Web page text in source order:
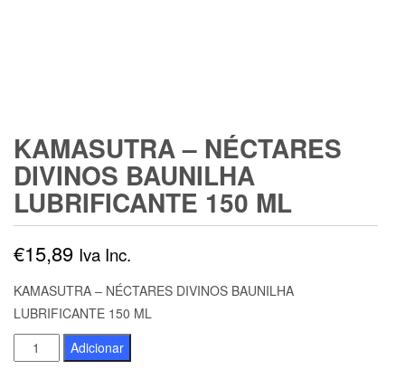
KAMASUTRA – NÉCTARES
DIVINOS BAUNILHA
LUBRIFICANTE 150 ML
€15,89 Iva Inc.
KAMASUTRA – NÉCTARES DIVINOS BAUNILHA
LUBRIFICANTE 150 ML
Quantidade
de
Adicionar